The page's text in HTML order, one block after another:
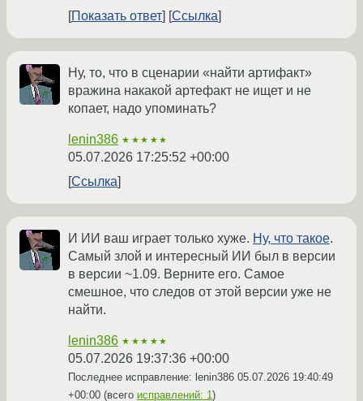
Показать ответ
Ссылка
Ну, то, что в сценарии «найти артифакт»
вражина накакой артефакт не ищет и не
копает, надо упоминать?
lenin386 ★★★★★
05.07.2026 17:25:52 +00:00
Ссылка
И ИИ ваш играет только хуже. Ну, что такое.
Самый злой и интересный ИИ был в версии
в версии ~1.09. Верните его. Самое
смешное, что следов от этой версии уже не
найти.
lenin386 ★★★★★
05.07.2026 19:37:36 +00:00
Последнее исправление: lenin386 05.07.2026 19:40:49
+00:00 (всего исправлений: 1)